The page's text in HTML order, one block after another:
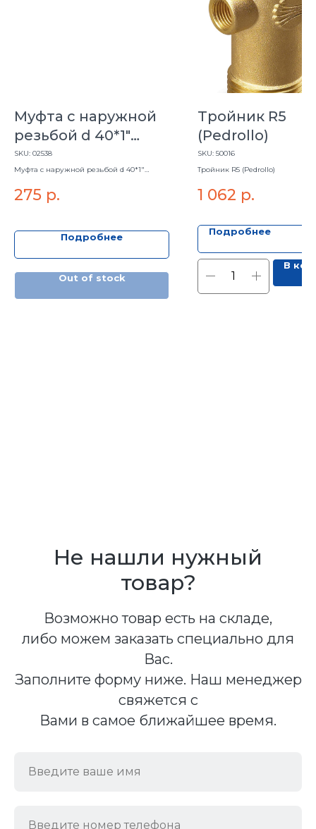
Муфта с наружной
резьбой d 40*1"
компр."Асторе"
SKU: 02538
Муфта с наружной резьбой d 40*1"
275 р.
Подробнее
Out of stock
Тройник R5
(Pedrollo)
SKU: 50016
Тройник R5 (Pedrollo)
1 062 р.
Подробнее
В
Не нашли нужный
товар?
Возможно товар есть на складе,
либо можем заказать специально для
Вас.
Заполните форму ниже. Наш менеджер
свяжется с
Вами в самое ближайшее время.